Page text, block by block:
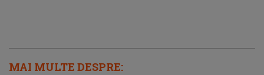
MAI MULTE DESPRE: